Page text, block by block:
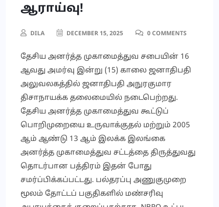
ஆராய்வு!
DILA DECEMBER 15, 2025 0 COMMENTS
தேசிய அனர்த்த முகாமைத்துவ சபையின் 16
ஆவது அமர்வு இன்று (15) காலை ஜனாதிபதி
அலுவலகத்தில் ஜனாதிபதி அநுரகுமார
திசாநாயக்க தலைமையில் நடைபெற்றது.
தேசிய அனர்த்த முகாமைத்துவ கூட்டுப்
பொறிமுறையை உருவாக்குதல் மற்றும் 2005
ஆம் ஆண்டு 13 ஆம் இலக்க இலங்கை
அனர்த்த முகாமைத்துவ சட்டத்தை திருத்துவது
தொடர்பான பத்திரம் இதன் போது
சமர்ப்பிக்கப்பட்டது. பல்தரப்பு அணுகுமுறை
மூலம் தோட்டப் பகுதிகளில் மண்சரிவு